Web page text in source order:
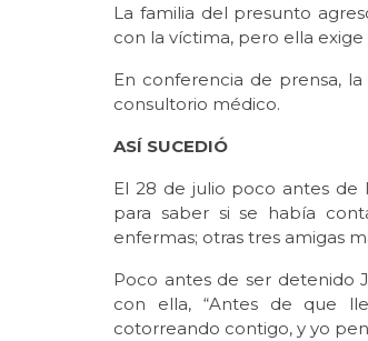
La familia del presunto
con la víctima, pero ella
En conferencia de prensa,
consultorio médico.
ASÍ SUCEDIÓ
El 28 de julio poco antes de
para saber si se había
enfermas; otras tres amigas
Poco antes de ser detenido
con ella, “Antes de que
cotorreando contigo, y yo